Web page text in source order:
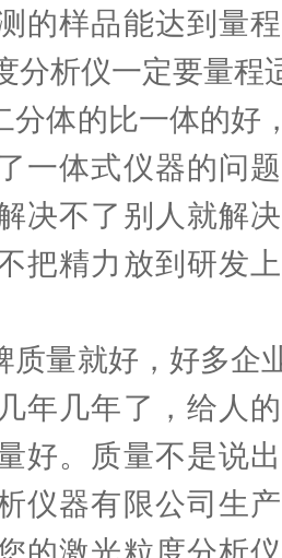
的样品能达到量
分析仪一定要量程
分体的比一体的好
一体式仪器的问
决不了别人就解
把精力放到研发
质量就好，好多企
年几年了，给人
好。质量不是说
仪器有限公司生